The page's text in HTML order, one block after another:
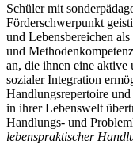
Schüler mit
Förderschwerpunkt
und Lebensbereichen
und
an, die ihnen eine
sozialer Integration
Handlungsrepertoire
in ihrer Lebenswelt
Handlungs- und
lebenspraktischer